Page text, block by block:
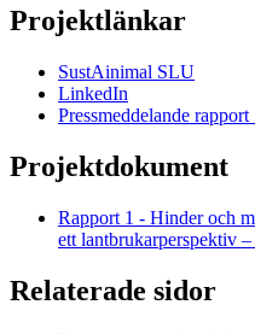
Projektlänkar
SustAinimal SLU
LinkedIn
Pressmeddelande rapport
Projektdokument
Rapport 1 - Hinder och
ett lantbrukarperspektiv
Relaterade sidor